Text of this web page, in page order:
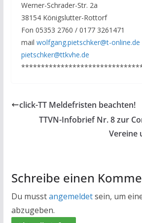
Werner-Schrader-Str. 2a
38154 Königslutter-Rottorf
Fon 05353 2760 / 0177 3261471
mail wolfgang.pietschker@t-online.de
pietschker@ttkvhe.de
click-TT Meldefristen beachten!
TTVN-Infobrief Nr. 8 zur
Vereine
Schreibe einen
Du musstangemeldetsein, um
abzugeben.